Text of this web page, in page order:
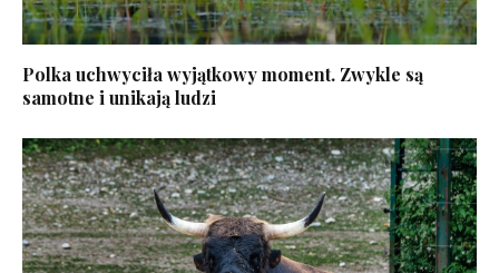
Polka uchwyciła wyjątkowy moment. Zwykle są
samotne i unikają ludzi